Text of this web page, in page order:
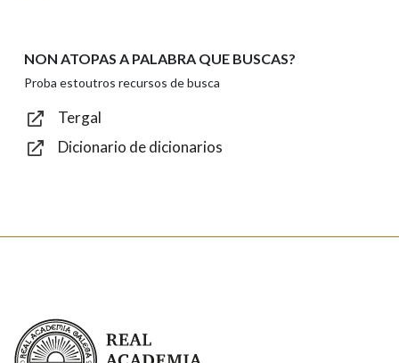
Texto de verificación
NON ATOPAS A PALABRA QUE BUSCAS?
Proba estoutros recursos de busca
Tergal
Dicionario de dicionarios
Real Academia Galega